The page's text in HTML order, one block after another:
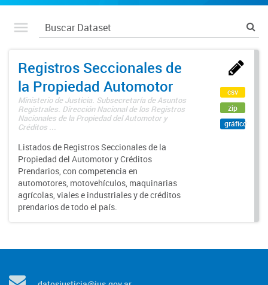
Registros Seccionales de
la Propiedad Automotor
Ministerio de Justicia. Subsecretaría de Asuntos
Registrales. Dirección Nacional de los Registros
Nacionales de la Propiedad del Automotor y
Créditos ...
Listados de Registros Seccionales de la
Propiedad del Automotor y Créditos
Prendarios, con competencia en
automotores, motovehículos, maquinarias
agrícolas, viales e industriales y de créditos
prendarios de todo el país.
csv
zip
gráfico